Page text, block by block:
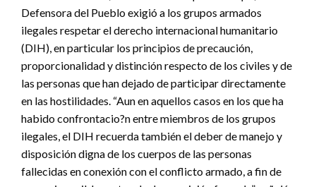
Defensora del Pueblo exigió a los grupos armados
ilegales respetar el derecho internacional humanitario
(DIH), en particular los principios de precaución,
proporcionalidad y distinción respecto de los civiles y de
las personas que han dejado de participar directamente
en las hostilidades. “Aun en aquellos casos en los que ha
habido confrontacio?n entre miembros de los grupos
ilegales, el DIH recuerda también el deber de manejo y
disposición digna de los cuerpos de las personas
fallecidas en conexión con el conflicto armado, a fin de